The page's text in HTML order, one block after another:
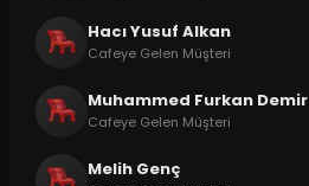
Hacı Yusuf Alkan
Cafeye Gelen Müşteri
Muhammed Furkan Demir
Cafeye Gelen Müşteri
Melih Genç